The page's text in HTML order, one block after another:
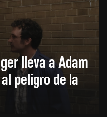
lleva a Adam
peligro de la